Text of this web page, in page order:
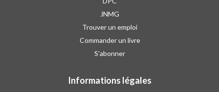
JNMG
Trouver un emploi
Commander un livre
S'abonner
Informations légales